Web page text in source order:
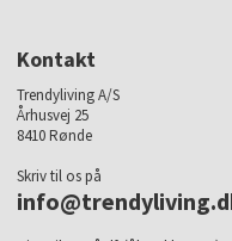
Kontakt
Trendyliving A/S
Århusvej 25
8410 Rønde
Skriv til os på